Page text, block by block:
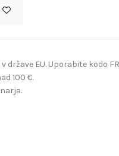
EU. Uporabite kodo
100 €.